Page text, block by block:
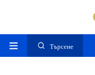
Търсене